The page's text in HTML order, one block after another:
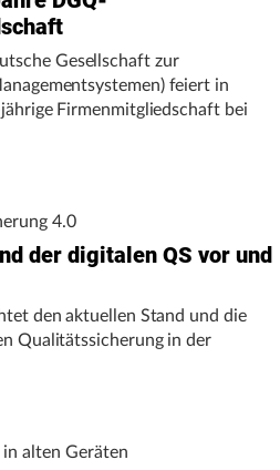
Gesellschaft zur
feiert in
Firmenmitgliedschaft bei
4.0
der digitalen QS vor und
den aktuellen Stand und die
Qualitätssicherung in der
in alten Geräten